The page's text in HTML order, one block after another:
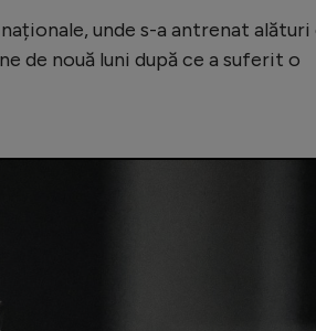
unde s-a antrenat alături
de nouă luni după ce a suferit o